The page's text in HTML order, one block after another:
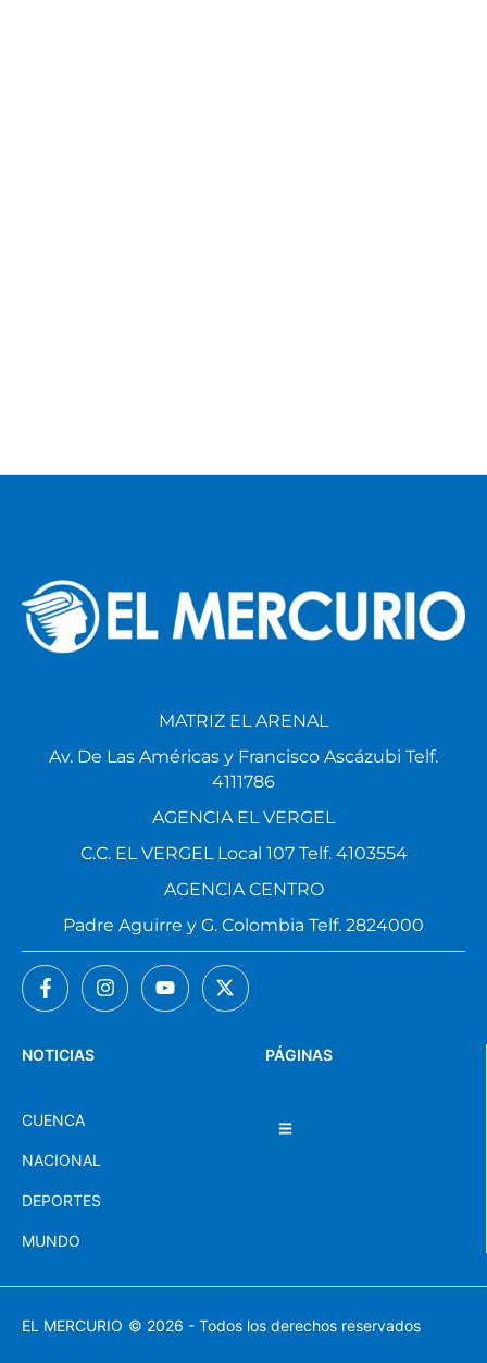
PÁGINAS
NOTICIAS
CUENCA
NACIONAL
DEPORTES
MUNDO
MATRIZ EL ARENAL
Av. De Las Américas y Francisco Ascázubi Telf.
4111786
AGENCIA EL VERGEL
C.C. EL VERGEL Local 107 Telf. 4103554
AGENCIA CENTRO
Padre Aguirre y G. Colombia Telf. 2824000
EL MERCURIO © 2026 - Todos los derechos reservados